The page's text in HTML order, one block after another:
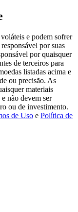
e podem sofrer
por suas
por quaisquer
de terceiros para
listadas acima e
ou precisão. As
materiais
não devem ser
ou de investimento.
de Uso e Política de